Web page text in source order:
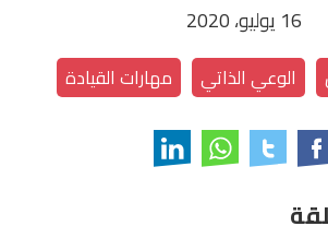
16 يوليو، 2020
الوعي الذاتي مهارات القيادة